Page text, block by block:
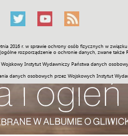
2016 r. w sprawie ochrony osób fizycznych w
rozporządzenie o ochronie danych, zwane także
Instytut Wydawniczy Państwa danych
danych osobowych przez Wojskowych Instytut
Historia Galerie Wideo